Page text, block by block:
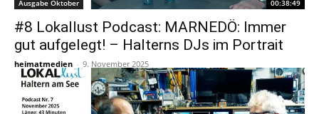
Ausgabe Oktober 00:38:49
#8 Lokallust Podcast: MARNEDÖ: Immer
gut aufgelegt! – Halterns DJs im Portrait
heimatmedien - 9. November 2025